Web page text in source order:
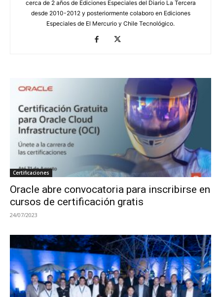
cerca de 2 años de Ediciones Especiales del Diario La Tercera
desde 2010-2012 y posteriormente colaboro en Ediciones
Especiales de El Mercurio y Chile Tecnológico.
Certificaciones
Oracle abre convocatoria para inscribirse en
cursos de certificación gratis
24/07/2023